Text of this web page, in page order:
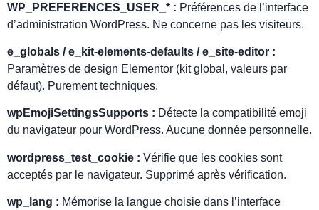
WP_PREFERENCES_USER_* : Préférences de l’interface
d’administration WordPress. Ne concerne pas les visiteurs.
e_globals / e_kit-elements-defaults / e_site-editor :
Paramètres de design Elementor (kit global, valeurs par
défaut). Purement techniques.
wpEmojiSettingsSupports : Détecte la compatibilité emoji
du navigateur pour WordPress. Aucune donnée personnelle.
wordpress_test_cookie : Vérifie que les cookies sont
acceptés par le navigateur. Supprimé après vérification.
wp_lang : Mémorise la langue choisie dans l’interface